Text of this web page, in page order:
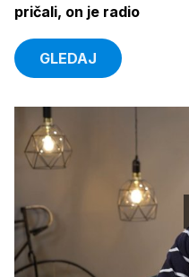
pričali, on je radio
GLEDAJ